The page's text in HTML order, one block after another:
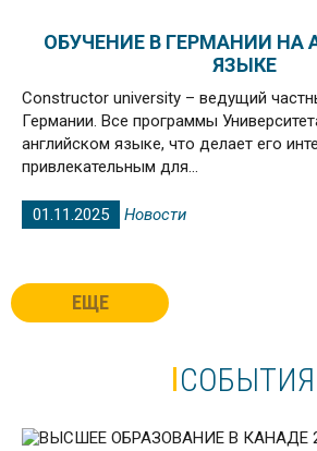
ОБУЧЕНИЕ В ГЕРМАНИИ НА
ЯЗЫКЕ
Constructor university – ведущий
Германии. Все программы
английском языке, что делает его
привлекательным для...
01.11.2025 Новости
ЕЩЕ
CОБЫТИЯ